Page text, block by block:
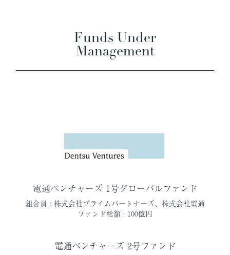
Funds Under
Management
電通ベンチャーズ 1号グローバルファンド
組合員 : 株式会社プライムパートナーズ、株式会社電通
ファンド総額 : 100億円
電通ベンチャーズ 2号ファンド